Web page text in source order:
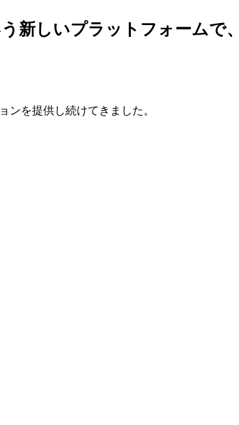
新しいプラットフォームで
を提供し続けてきました。